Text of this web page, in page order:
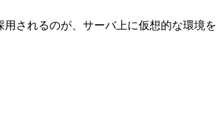
されるのが、サーバ上に仮想的な環境を